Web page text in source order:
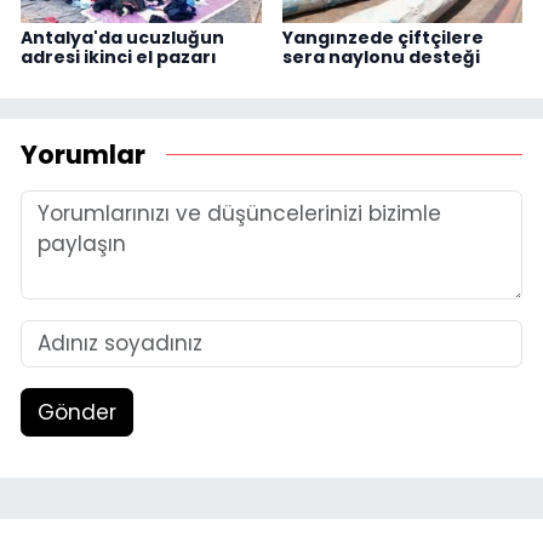
Antalya'da ucuzluğun
adresi ikinci el pazarı
Yangınzede çiftçilere
sera naylonu desteği
Yorumlar
Gönder